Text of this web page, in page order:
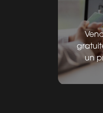
un